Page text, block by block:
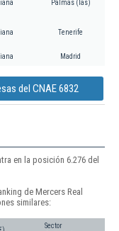
Palmas (las)
Tenerife
Madrid
del CNAE 6832
en la posición 6.276 del
de Mercers Real
similares:
Sector